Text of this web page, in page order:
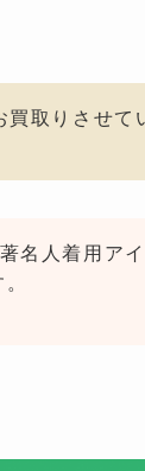
取りさせて
名人着用アイ